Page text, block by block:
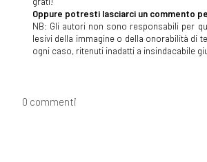
Oppure potresti lasciarci un commento
NB: Gli autori non sono responsabili per
lesivi della immagine o della onorabilità di
ogni caso, ritenuti inadatti a insindacabile
0 commenti